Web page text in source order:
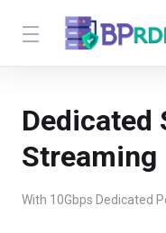
Dedicated
Streaming
With 10Gbps Dedicated